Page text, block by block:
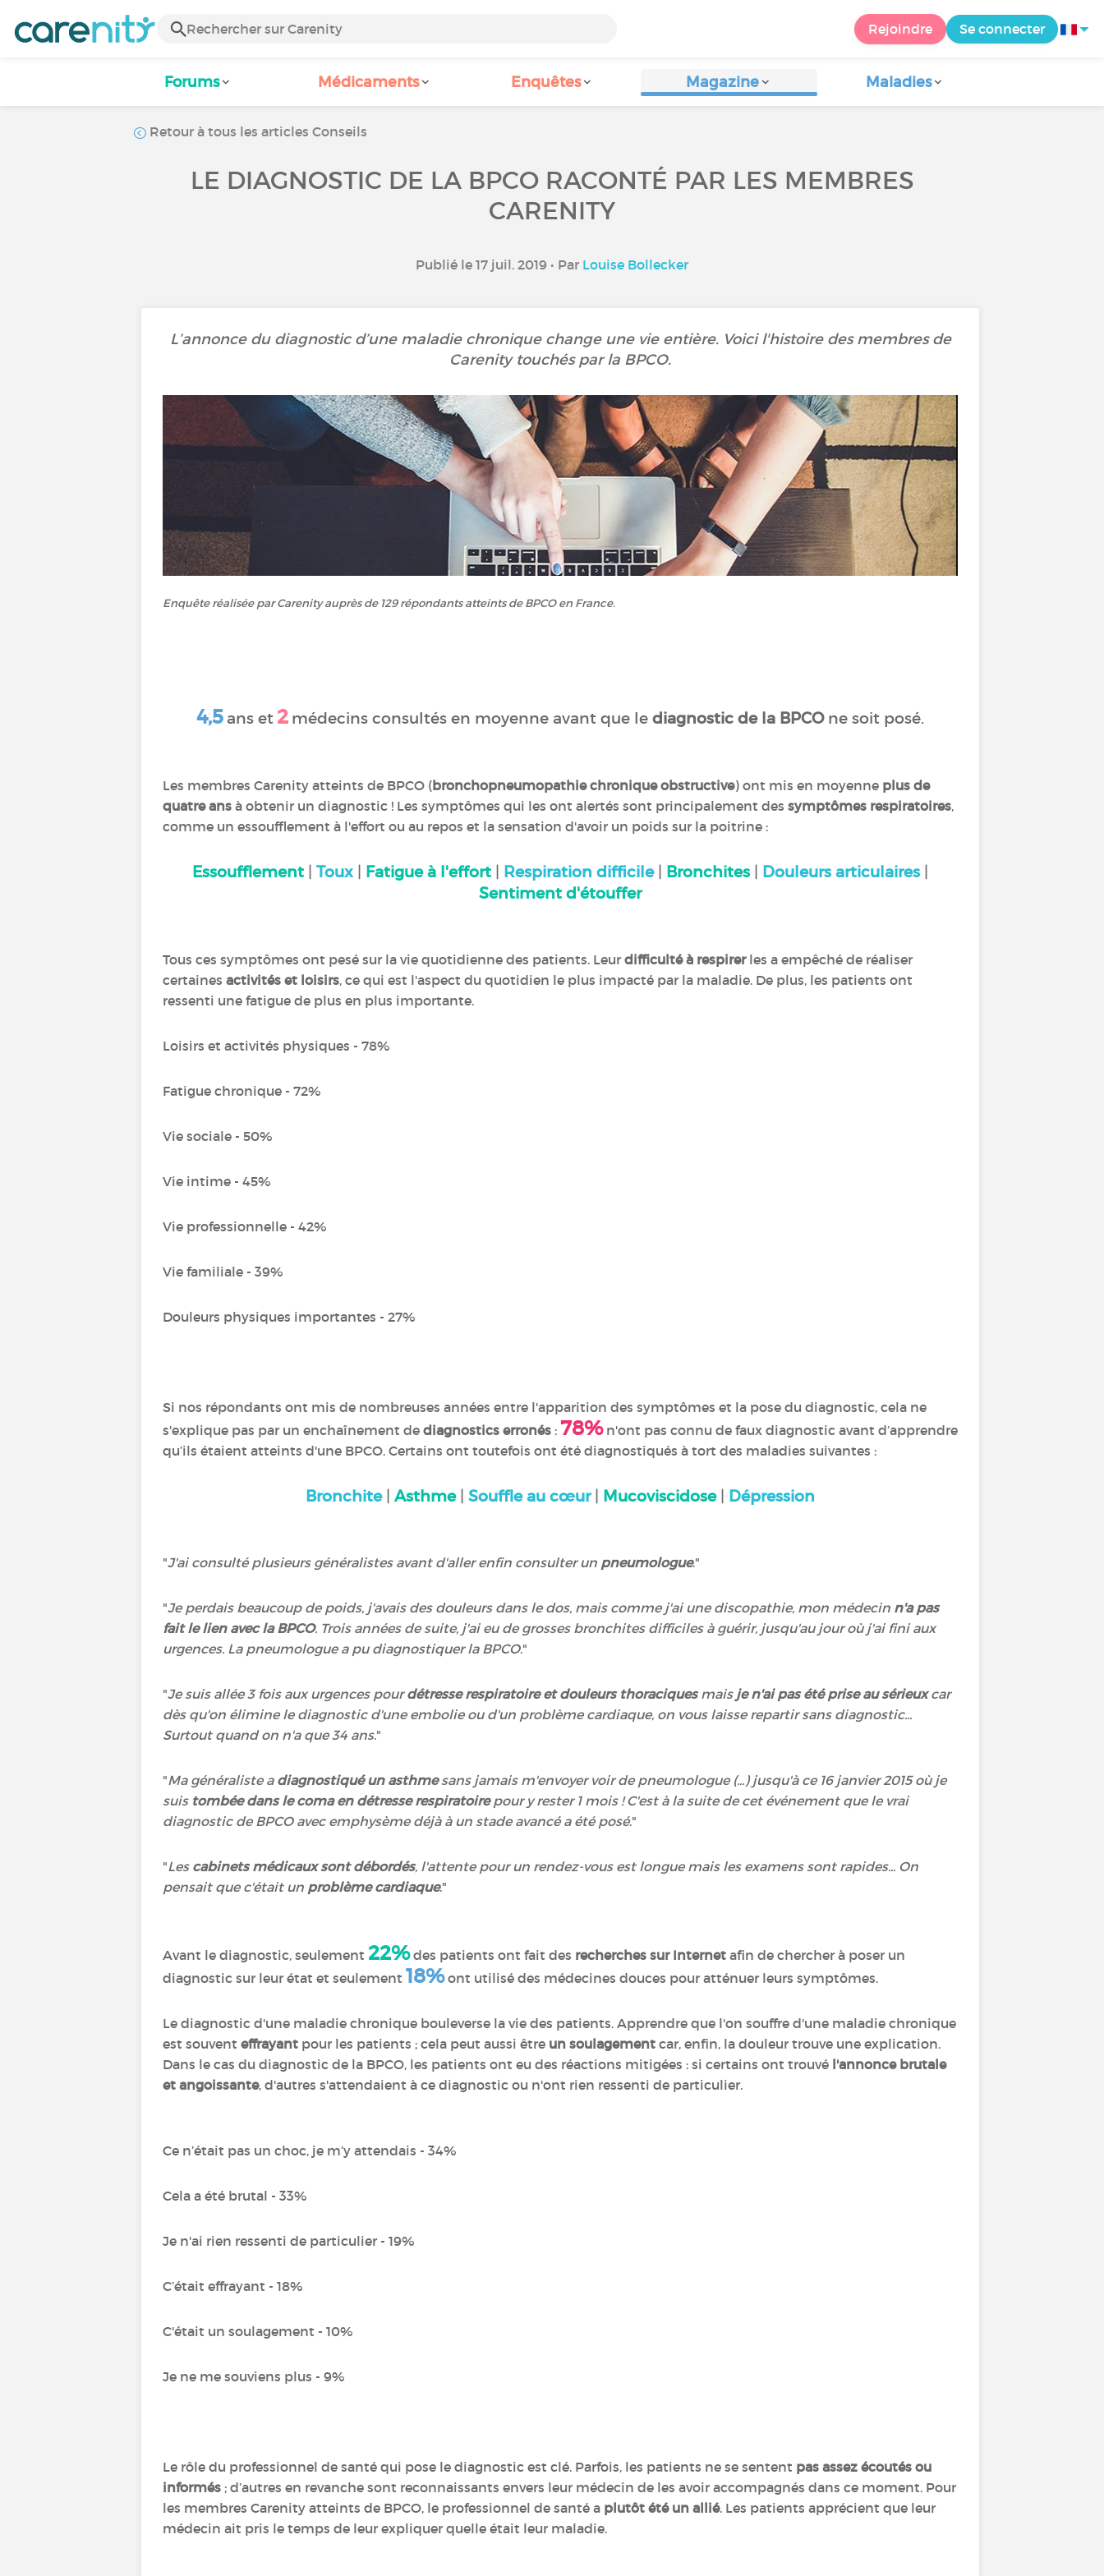
Rejoindre Se connecter
Forums Médicaments Enquêtes Magazine Maladies
Retour à tous les articles Conseils
LE DIAGNOSTIC DE LA BPCO RACONTÉ PAR LES MEMBRES
CARENITY
Publié le 17 juil. 2019 • Par Louise Bollecker
L’annonce du diagnostic d’une maladie chronique change une vie entière. Voici l'histoire des membres de
Carenity touchés par la BPCO.
Enquête réalisée par Carenity auprès de 129 répondants atteints de BPCO en France.
4,5 ans et 2 médecins consultés en moyenne avant que le diagnostic de la BPCO ne soit posé.
Les membres Carenity atteints de BPCO (bronchopneumopathie chronique obstructive) ont mis en moyenne plus de
quatre ans à obtenir un diagnostic ! Les symptômes qui les ont alertés sont principalement des symptômes respiratoires,
comme un essoufflement à l'effort ou au repos et la sensation d'avoir un poids sur la poitrine :
Essoufflement Toux Fatigue à l'effort Respiration difficile Bronchites Douleurs articulaires
Sentiment d'étouffer
Tous ces symptômes ont pesé sur la vie quotidienne des patients. Leur difficulté à respirerles a empêché de réaliser
certaines activités et loisirs, ce qui est l'aspect du quotidien le plus impacté par la maladie. De plus, les patients ont
ressenti une fatigue de plus en plus importante.
Loisirs et activités physiques - 78%
Fatigue chronique - 72%
Vie sociale - 50%
Vie intime - 45%
Vie professionnelle - 42%
Vie familiale - 39%
Douleurs physiques importantes - 27%
Si nos répondants ont mis de nombreuses années entre l'apparition des symptômes et la pose du diagnostic, cela ne
s'explique pas par un enchaînement de diagnostics erronés : 78%n'ont pas connu de faux diagnostic avant d’apprendre
qu’ils étaient atteints d'une BPCO. Certains ont toutefois ont été diagnostiqués à tort des maladies suivantes :
Bronchite Asthme Souffle au cœur| Mucoviscidose Dépression
"J'ai consulté plusieurs généralistes avant d'aller enfin consulter un pneumologue."
"Je perdais beaucoup de poids, j'avais des douleurs dans le dos, mais comme j'ai une discopathie, mon médecin n'a pas
fait le lien avec la BPCO. Trois années de suite, j'ai eu de grosses bronchites difficiles à guérir, jusqu'au jour où j'ai fini aux
urgences. La pneumologue a pu diagnostiquer la BPCO."
"Je suis allée 3 fois aux urgences pourdétresse respiratoire et douleurs thoraciquesmais je n'ai pas été prise au sérieuxcar
dès qu'on élimine le diagnostic d'une embolie ou d'un problème cardiaque, on vous laisse repartir sans diagnostic...
Surtout quand on n'a que 34 ans."
"Ma généraliste a diagnostiqué un asthmesans jamais m'envoyer voir de pneumologue (...) jusqu'à ce 16 janvier 2015 où je
suis tombée dans le coma en détresse respiratoirepour y rester 1 mois ! C'est à la suite de cet événement que le vrai
diagnostic de BPCO avec emphysème déjà à un stade avancé a été posé."
"Les cabinets médicaux sont débordés, l'attente pour un rendez-vous est longue mais les examens sont rapides... On
pensait que c'était un problème cardiaque."
Avant le diagnostic, seulement 22%des patients ont fait des recherches sur Internet afin de chercher à poser un
diagnostic sur leur état et seulement 18%ont utilisé des médecines douces pour atténuer leurs symptômes.
Le diagnostic d'une maladie chronique bouleverse la vie des patients. Apprendre que l'on souffre d'une maladie chronique
est souvent effrayant pour les patients ; cela peut aussi être un soulagement car, enfin, la douleur trouve une explication.
Dans le cas du diagnostic de la BPCO, les patients ont eu des réactions mitigées : si certains ont trouvé l'annonce brutale
et angoissante, d'autres s'attendaient à ce diagnostic ou n'ont rien ressenti de particulier.
Ce n’était pas un choc, je m’y attendais - 34%
Cela a été brutal - 33%
Je n'ai rien ressenti de particulier - 19%
C’était effrayant - 18%
C'était un soulagement - 10%
Je ne me souviens plus - 9%
Le rôle du professionnel de santé qui pose le diagnostic est clé. Parfois, les patients ne se sentent pas assez écoutés ou
informés ; d’autres en revanche sont reconnaissants envers leur médecin de les avoir accompagnés dans ce moment. Pour
les membres Carenity atteints de BPCO, le professionnel de santé a plutôt été un allié. Les patients apprécient que leur
médecin ait pris le temps de leur expliquer quelle était leur maladie.